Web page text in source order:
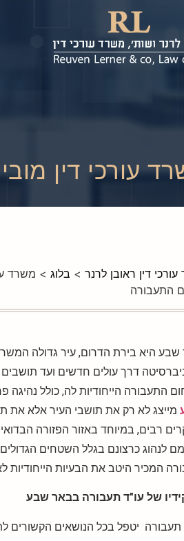
עורכי דין
דין ראובן לרנר > בלוג > משרד
התעבורה
היא בירת הדרום, עיר גדולה
דרך עולים חדשים ועד
התעבורה הייחודיות לה, כולל נהיגה
מייצג לא רק את תושבי העיר אלא את
רבים, במיוחד באזור הפזורה
לנהוג כרצונם בגלל השטחים
המכיר היטב את הבעיות הייחודיות
של עו"ד תעבורה בבאר שבע
תעבורה יטפל בכל הנושאים הקשורים